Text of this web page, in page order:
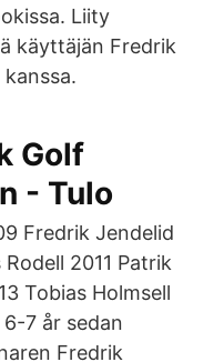
Liity
käyttäjän Fredrik
Golf
- Tulo
Fredrik Jendelid
2011 Patrik
Tobias Holmsell
7 år sedan
Fredrik